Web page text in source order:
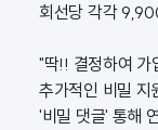
회선당 각각
"딱!! 결정하여 가
추가적인 비밀
'비밀 댓글' 통해